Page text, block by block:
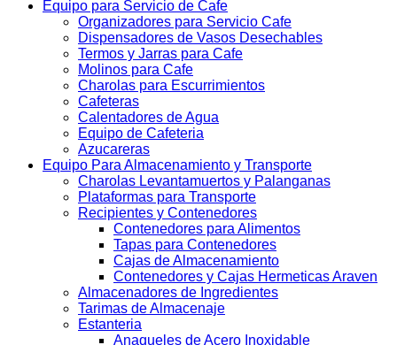
Equipo para Servicio de Cafe
Organizadores para Servicio Cafe
Dispensadores de Vasos Desechables
Termos y Jarras para Cafe
Molinos para Cafe
Charolas para Escurrimientos
Cafeteras
Calentadores de Agua
Equipo de Cafeteria
Azucareras
Equipo Para Almacenamiento y Transporte
Charolas Levantamuertos y Palanganas
Plataformas para Transporte
Recipientes y Contenedores
Contenedores para Alimentos
Tapas para Contenedores
Cajas de Almacenamiento
Contenedores y Cajas Hermeticas Araven
Almacenadores de Ingredientes
Tarimas de Almacenaje
Estanteria
Anaqueles de Acero Inoxidable